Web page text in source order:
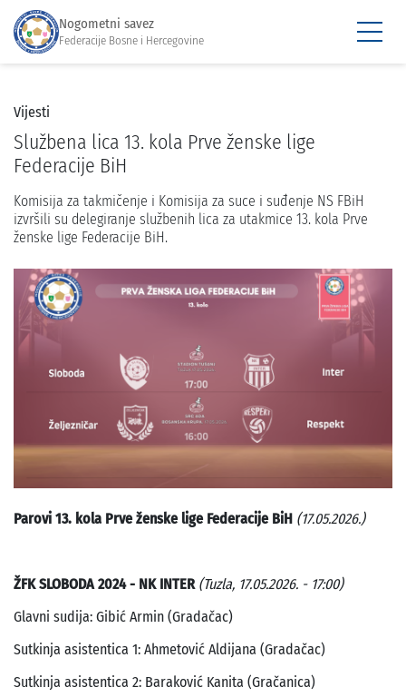
Nogometni savez
Federacije Bosne i Hercegovine
Vijesti
Službena lica 13. kola Prve ženske lige
Federacije BiH
Komisija za takmičenje i Komisija za suce i suđenje NS FBiH
izvršili su delegiranje službenih lica za utakmice 13. kola Prve
ženske lige Federacije BiH.
Parovi 13. kola Prve ženske lige Federacije BiH (17.05.2026.)
ŽFK SLOBODA 2024 - NK INTER (Tuzla, 17.05.2026. - 17:00)
Glavni sudija: Gibić Armin (Gradačac)
Sutkinja asistentica 1: Ahmetović Aldijana (Gradačac)
Sutkinja asistentica 2: Baraković Kanita (Gračanica)